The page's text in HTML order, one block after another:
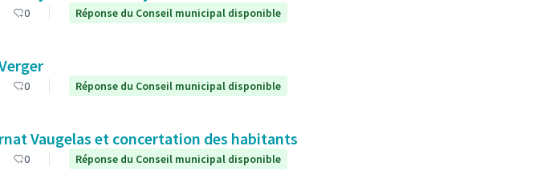
0 Réponse du Conseil municipal disponible
0 Réponse du Conseil municipal disponible
Vaugelas et concertation des habitants
0 Réponse du Conseil municipal disponible